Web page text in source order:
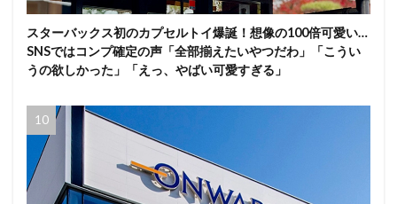
スターバックス初のカプセルトイ爆誕！想像の100倍可愛い…
SNSではコンプ確定の声「全部揃えたいやつだわ」「こうい
うの欲しかった」「えっ、やばい可愛すぎる」